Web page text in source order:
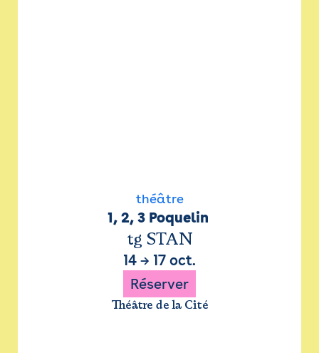
théâtre
1, 2, 3 Poquelin
tg STAN
14 → 17 oct.
Réserver
Théâtre de la Cité